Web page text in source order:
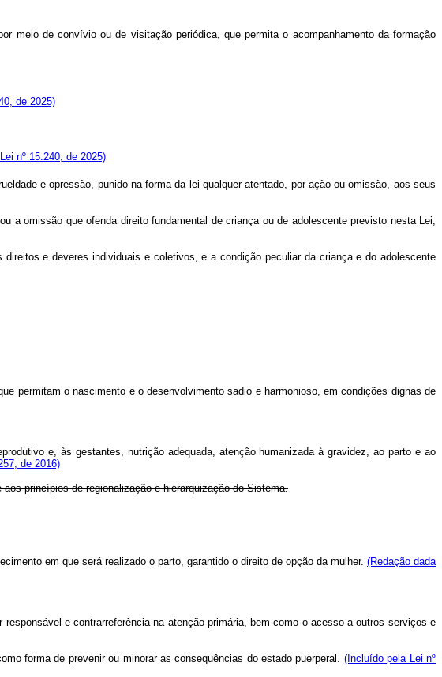
meio de convívio ou de visitação periódica, que permita o acompanhamento da formação
de 2025)
nº 15.240, de 2025)
e opressão, punido na forma da lei qualquer atentado, por ação ou omissão, aos seus
a omissão que ofenda direito fundamental de criança ou de adolescente previsto nesta Lei,
e deveres individuais e coletivos, e a condição peculiar da criança e do adolescente
permitam o nascimento e o desenvolvimento sadio e harmonioso, em condições dignas de
e, às gestantes, nutrição adequada, atenção humanizada à gravidez, ao parto e ao
de 2016)
princípios de regionalização e hierarquização do Sistema.
em que será realizado o parto, garantido o direito de opção da mulher. (Redação dada
e contrarreferência na atenção primária, bem como o acesso a outros serviços e
forma de prevenir ou minorar as consequências do estado puerperal. (Incluído pela Lei nº